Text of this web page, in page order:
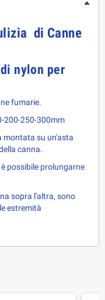
di Canne
nylon per
fumarie.
200-250-300mm
montata su un'asta
canna.
possibile prolungarne
sopra l'altra, sono
estremità